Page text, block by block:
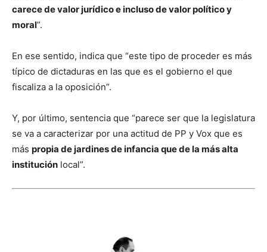
carece de valor jurídico e incluso de valor político y
moral”.
En ese sentido, indica que “este tipo de proceder es más
típico de dictaduras en las que es el gobierno el que
fiscaliza a la oposición”.
Y, por último, sentencia que “parece ser que la legislatura
se va a caracterizar por una actitud de PP y Vox que es
más propia de jardines de infancia que de la más alta
institución local”.